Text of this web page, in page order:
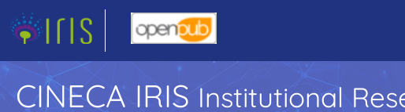
CINECA IRIS Institutional